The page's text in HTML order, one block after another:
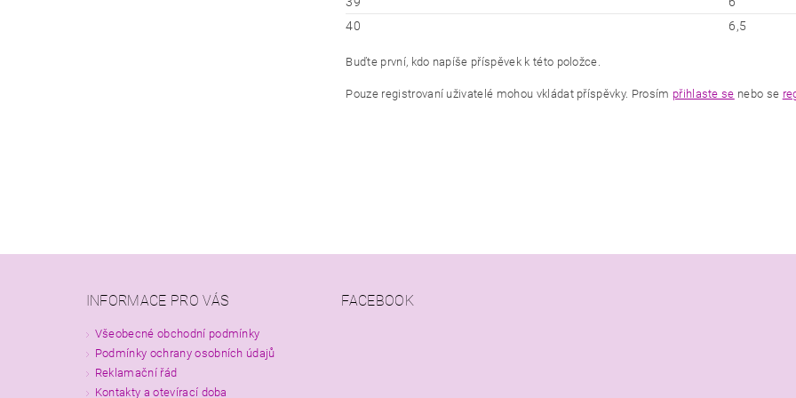
40
6,5
Buďte první, kdo napíše příspěvek k této položce.
Pouze registrovaní uživatelé mohou vkládat příspěvky. Prosím přihlaste se nebo se
INFORMACE PRO VÁS
Všeobecné obchodní podmínky
Podmínky ochrany osobních údajů
Reklamační řád
Kontakty a otevírací doba
FACEBOOK